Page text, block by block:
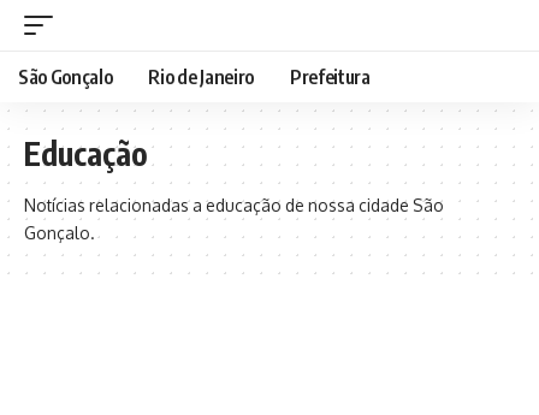
São Gonçalo Rio de Janeiro Prefeitura
Educação
Notícias relacionadas a educação de nossa cidade São
Gonçalo.